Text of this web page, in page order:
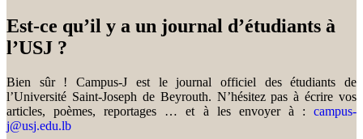
Est-ce qu’il y a un journal d’étudiants à
l’USJ ?
Bien sûr ! Campus-J est le journal officiel des étudiants de
l’Université Saint-Joseph de Beyrouth. N’hésitez pas à écrire vos
articles, poèmes, reportages … et à les envoyer à : campus-
j@usj.edu.lb